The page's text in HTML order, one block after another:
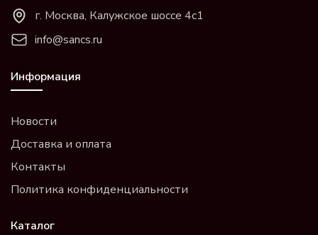
г. Москва, Калужское шоссе 4с1
info@sancs.ru
Информация
Новости
Доставка и оплата
Контакты
Политика конфиденциальности
Каталог